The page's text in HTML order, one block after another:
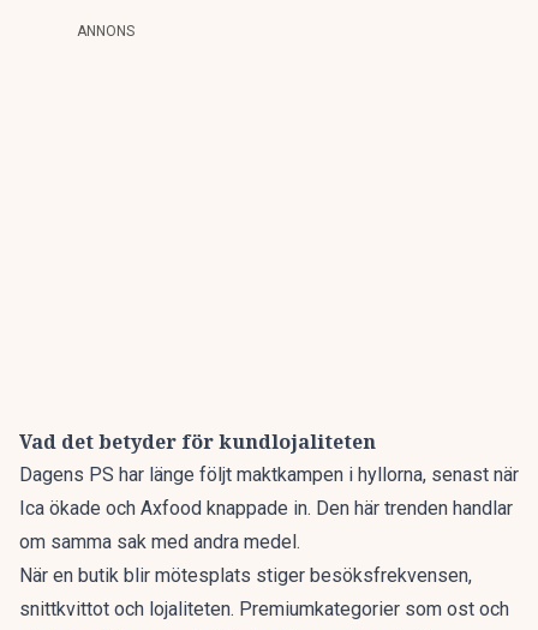
ANNONS
Vad det betyder för kundlojaliteten
Dagens PS har länge följt maktkampen i hyllorna, senast när
Ica ökade och Axfood knappade in. Den här trenden handlar
om samma sak med andra medel.
När en butik blir mötesplats stiger besöksfrekvensen,
snittkvittot och lojaliteten. Premiumkategorier som ost och